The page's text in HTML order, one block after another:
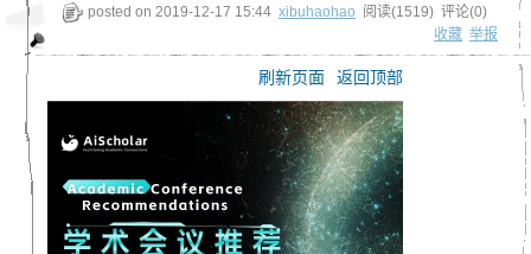
posted on2019-12-17 15:44 xibuhaohao 阅读(1519) 评论(0)
收藏 举报
刷新页面 返回顶部